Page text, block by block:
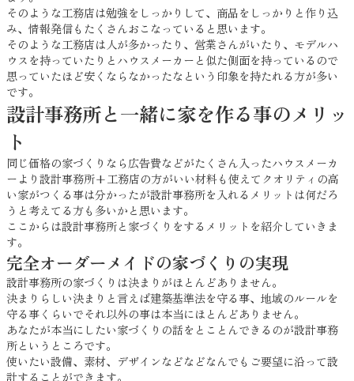
そのような工務店は勉強をしっかりして、商品をしっかりと作り込
み、情報発信もたくさんおこなっていると思います。
そのような工務店は人が多かったり、営業さんがいたり、モデルハ
ウスを持っていたりとハウスメーカーと似た側面を持っているので
思っていたほど安くならなかったなという印象を持たれる方が多い
です。
設計事務所と一緒に家を作る事のメリッ
ト
同じ価格の家づくりなら広告費などがたくさん入ったハウスメーカ
ーより設計事務所+工務店の方がいい材料も使えてクオリティの高
い家がつくる事は分かったが設計事務所を入れるメリットは何だろ
うと考えてる方も多いかと思います。
ここからは設計事務所と家づくりをするメリットを紹介していきま
す。
完全オーダーメイドの家づくりの実現
設計事務所の家づくりは決まりがほとんどありません。
決まりらしい決まりと言えば建築基準法を守る事、地域のルールを
守る事くらいでそれ以外の事は本当にほとんどありません。
あなたが本当にしたい家づくりの話をとことんできるのが設計事務
所というところです。
使いたい設備、素材、デザインなどなどなんでもご要望に沿って設
計することができます。